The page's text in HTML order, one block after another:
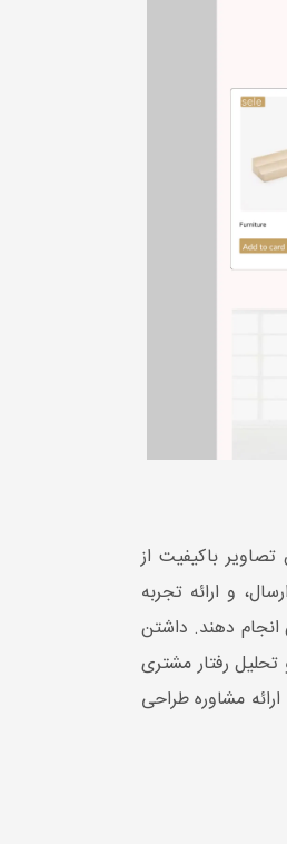
باکیفیت از
و ارائه تجربه
دهند. داشتن
تحلیل رفتار مشتری
مشاوره طراحی